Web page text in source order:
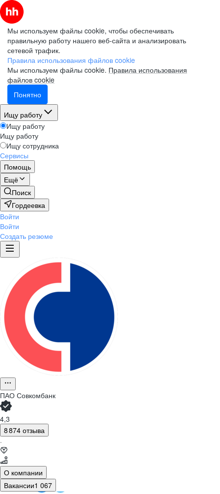
Мы используем файлы cookie, чтобы обеспечивать
правильную работу нашего веб-сайта и анализировать
сетевой трафик.
Правила использования файлов cookie
Мы используем файлы cookie. Правила использования
файлов cookie
Понятно
Ищу работу
Ищу работу
Ищу работу
Ищу сотрудника
Сервисы
Помощь
Ещё
Поиск
Гордеевка
Войти
Войти
Создать резюме
ПАО Совкомбанк
4,3
8 874 отзыва
·
О компании
Вакансии1 067